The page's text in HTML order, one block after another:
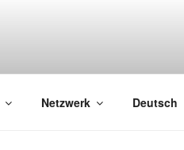
Netzwerk Deutsch